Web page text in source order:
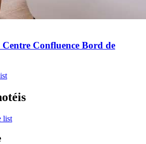
Confluence Bord de
list